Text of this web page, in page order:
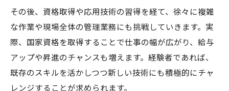
その後、資格取得や応用技術の習得を経て、徐々に複雑
な作業や現場全体の管理業務にも挑戦していきます。実
際、国家資格を取得することで仕事の幅が広がり、給与
アップや昇進のチャンスも増えます。経験者であれば、
既存のスキルを活かしつつ新しい技術にも積極的にチャ
レンジすることが求められます。